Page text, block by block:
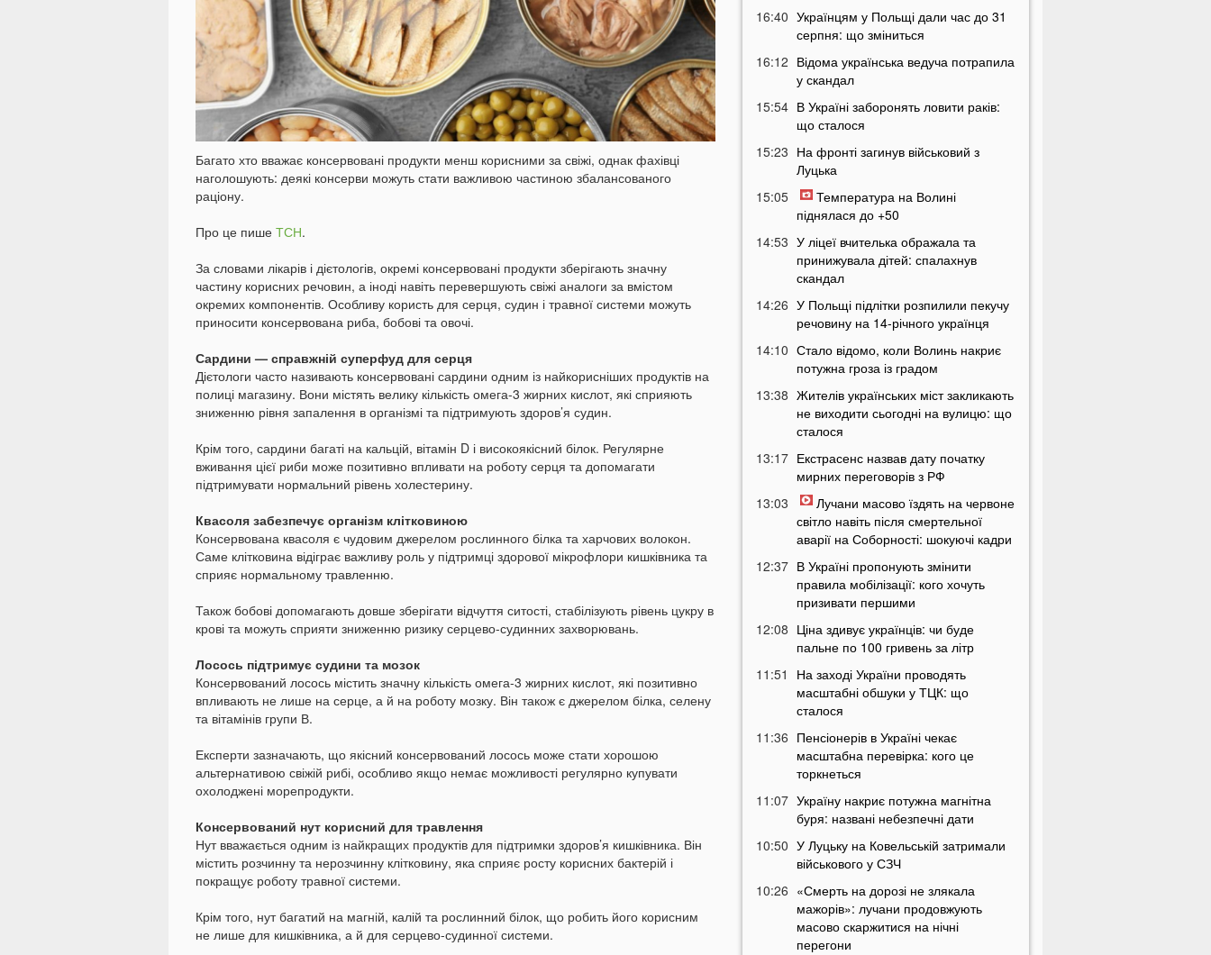
Багато хто вважає консервовані продукти менш корисними за свіжі, однак фахівці
наголошують: деякі консерви можуть стати важливою частиною збалансованого
раціону.
Про це пише ТСН.
За словами лікарів і дієтологів, окремі консервовані продукти зберігають значну
частину корисних речовин, а іноді навіть перевершують свіжі аналоги за вмістом
окремих компонентів. Особливу користь для серця, судин і травної системи можуть
приносити консервована риба, бобові та овочі.
Сардини — справжній суперфуд для серця
Дієтологи часто називають консервовані сардини одним із найкорисніших продуктів на
полиці магазину. Вони містять велику кількість омега-3 жирних кислот, які сприяють
зниженню рівня запалення в організмі та підтримують здоров’я судин.
Крім того, сардини багаті на кальцій, вітамін D і високоякісний білок. Регулярне
вживання цієї риби може позитивно впливати на роботу серця та допомагати
підтримувати нормальний рівень холестерину.
Квасоля забезпечує організм клітковиною
Консервована квасоля є чудовим джерелом рослинного білка та харчових волокон.
Саме клітковина відіграє важливу роль у підтримці здорової мікрофлори кишківника та
сприяє нормальному травленню.
Також бобові допомагають довше зберігати відчуття ситості, стабілізують рівень цукру в
крові та можуть сприяти зниженню ризику серцево-судинних захворювань.
Лосось підтримує судини та мозок
Консервований лосось містить значну кількість омега-3 жирних кислот, які позитивно
впливають не лише на серце, а й на роботу мозку. Він також є джерелом білка, селену
та вітамінів групи В.
Експерти зазначають, що якісний консервований лосось може стати хорошою
альтернативою свіжій рибі, особливо якщо немає можливості регулярно купувати
охолоджені морепродукти.
Консервований нут корисний для травлення
Нут вважається одним із найкращих продуктів для підтримки здоров’я кишківника. Він
містить розчинну та нерозчинну клітковину, яка сприяє росту корисних бактерій і
покращує роботу травної системи.
Крім того, нут багатий на магній, калій та рослинний білок, що робить його корисним
не лише для кишківника, а й для серцево-судинної системи.
16:40 Українцям у Польщі дали час до 31
серпня: що зміниться
16:12 Відома українська ведуча потрапила
у скандал
15:54 В Україні заборонять ловити раків:
що сталося
15:23 На фронті загинув військовий з
Луцька
15:05
Температура на Волині
піднялася до +50
14:53 У ліцеї вчителька ображала та
принижувала дітей: спалахнув
скандал
14:26 У Польщі підлітки розпилили пекучу
речовину на 14-річного українця
14:10 Стало відомо, коли Волинь накриє
потужна гроза із градом
13:38 Жителів українських міст закликають
не виходити сьогодні на вулицю: що
сталося
13:17 Екстрасенс назвав дату початку
мирних переговорів з РФ
13:03
Лучани масово їздять на червоне
світло навіть після смертельної
аварії на Соборності: шокуючі кадри
12:37 В Україні пропонують змінити
правила мобілізації: кого хочуть
призивати першими
12:08 Ціна здивує українців: чи буде
пальне по 100 гривень за літр
11:51
На заході України проводять
масштабні обшуки у ТЦК: що
сталося
11:36 Пенсіонерів в Україні чекає
масштабна перевірка: кого це
торкнеться
11:07 Україну накриє потужна магнітна
буря: названі небезпечні дати
10:50 У Луцьку на Ковельській затримали
військового у СЗЧ
10:26 «Смерть на дорозі не злякала
мажорів»: лучани продовжують
масово скаржитися на нічні
перегони